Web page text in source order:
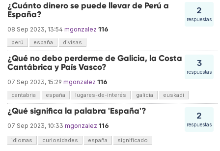
2
respuestas
¿Cuánto dinero se puede llevar de Perú a
España?
08 Sep 2023, 13:54 mgonzalez 116
perú españa divisas
3
respuestas
¿Qué no debo perderme de Galicia, la Costa
Cantábrica y País Vasco?
07 Sep 2023, 15:29 mgonzalez 116
cantabria españa lugares-de-interés galicia euskadi
2
respuestas
¿Qué significa la palabra 'España'?
07 Sep 2023, 10:33 mgonzalez 116
idiomas curiosidades españa significado